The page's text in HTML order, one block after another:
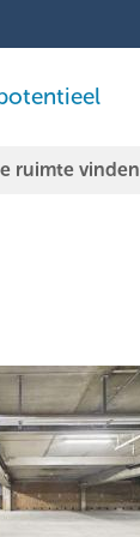
ruimte vinden